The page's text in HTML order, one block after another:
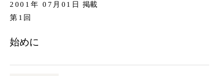
2001年 07月01日
掲載
第1回
始めに